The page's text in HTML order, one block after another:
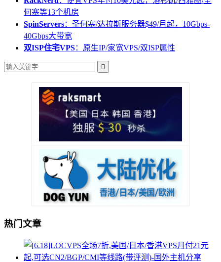
何塞等13个机房
SpinServers：圣何塞/达拉斯服务器$49/月起，10Gbps-
40Gbps大带宽
双ISP住宅VPS：原生IP/家宽VPS/双ISP属性

热门文章